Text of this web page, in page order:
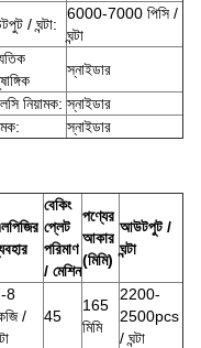
/ ঘন্টা:
6000-7000 পিসি /
ঘন্টা
স্নাইডার
নিয়ামক: স্নাইডার
স্নাইডার
বেকিং
প্লেট
পরিমাণ
/ মেশিন
পণ্যের
আকার
(মিমি)
আউটপুট /
ঘন্টা
8
/
45
165
মিমি
2200-
2500pcs
/ ঘন্টা